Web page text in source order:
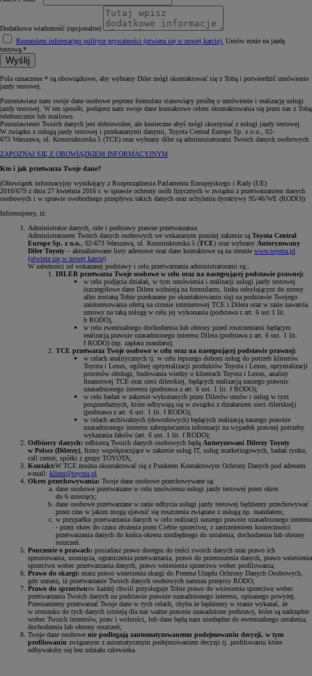
Dodatkowa wiadomość (opcjonalne)
Rozumiem informacjęo polityce prywatności (otwiera się w nowej karcie) Umów mnie na jazdę
testową.*
Wyślij
Pola oznaczone * są obowiązkowe, aby wybrany Diler mógł skontaktować się z Tobą i potwierdzić umówienie
jazdy testowej.
Pozostawiasz nam swoje dane osobowe poprzez formularz stanowiący prośbę o umówienie i realizację usługi
jazdy testowej. W ten sposób, podajesz nam swoje dane kontaktowe celem skontaktowania się przez nas z Tobą
telefonicznie lub mailowo.
Pozostawienie Twoich danych jest dobrowolne, ale konieczne abyś mógł skorzystać z usługi jazdy testowej.
W związku z usługą jazdy testowej i przekazanymi danymi, Toyota Central Europe Sp. z o.o., 02-
673 Warszawa, ul. Konstruktorska 5 (TCE) oraz wybrany diler są administratorami Twoich danych osobowych.
ZAPOZNAJ SIĘ Z OBOWIĄZKIEM INFORMACYJNYM
Kto i jak przetwarza Twoje dane?
(Obowiązek informacyjny wynikający z Rozporządzenia Parlamentu Europejskiego i Rady (UE)
2016/679 z dnia 27 kwietnia 2016 r. w sprawie ochrony osób fizycznych w związku z przetwarzaniem danych
osobowych i w sprawie swobodnego przepływu takich danych oraz uchylenia dyrektywy 95/46/WE (RODO))
Informujemy, iż:
Administrator danych, cele i podstawy prawne przetwarzania:
Administratorem Twoich danych osobowych we wskazanym poniżej zakresie są Toyota Central
Europe Sp. z o.o. , 02-673 Warszawa, ul. Konstruktorska 5 (TCE) oraz wybrany Autoryzowany
Diler Toyoty – aktualizowane listy adresowe oraz dane kontaktowe są na stronie www.toyota.pl
(otwiera się w nowej karcie)
W zależności od wskazanej podstawy i celu przetwarzania administratorami są:.
DILER przetwarza Twoje osobowe w celu oraz na następującej podstawie prawnej:
w celu podjęcia działań, w tym umówienia i realizacji usługi jazdy testowej
(szczegółowe dane Dilera widnieją na formularzu, linku odsyłającym do strony
albo zostaną Tobie przekazane po skontaktowaniu się) na podstawie Twojego
zainteresowania ofertą na stronie internetowej TCE i Dilera oraz w razie zawarcia
umowy na taką usługę w celu jej wykonania (podstawa z art. 6 ust 1 lit.
b RODO),
w celu ewentualnego dochodzenia lub obrony przed roszczeniami będącym
realizacją prawnie uzasadnionego interesu Dilera (podstawa z art. 6 ust. 1 lit.
f RODO) (np. zapłata mandatu);
TCE przetwarza Twoje osobowe w celu oraz na następującej podstawie prawnej:
w celach analitycznych tj. w celu lepszego doboru usług do potrzeb klientów
Toyota i Lexus, ogólnej optymalizacji produktów Toyota i Lexus, optymalizacji
procesów obsługi, budowania wiedzy o klientach Toyota i Lexus, analizy
finansowej TCE oraz sieci dilerskiej, będących realizacją naszego prawnie
uzasadnionego interesu (podstawa z art. 6 ust. 1 lit. f RODO);
w celu badań w zakresie wykonanych przez Dilerów umów i usług w tym
posprzedażnych, które odbywają się w związku z działaniem sieci dilerskiej)
(podstawa z art. 6 ust. 1 lit. f RODO);
w celach archiwalnych (dowodowych) będących realizacją naszego prawnie
uzasadnionego interesu zabezpieczenia informacji na wypadek prawnej potrzeby
wykazania faktów (art. 6 ust. 1 lit. f RODO);
Odbiorcy danych: odbiorcą Twoich danych osobowych będą Autoryzowani Dilerzy Toyoty
w Polsce (Dilerzy) , firmy współpracujące w zakresie usług IT, usług marketingowych, badań rynku,
call center, spółki z grupy TOYOTA;
Kontakt:W TCE można skontaktować się z Punktem Kontaktowym Ochrony Danych pod adresem
e-mail: klient@toyota.pl
Okres przechowywania: Twoje dane osobowe przechowywane są:
dane osobowe przetwarzane w celu umówienia usługi jazdy testowej przez okres
do 6 miesięcy;
dane osobowe przetwarzane w razie odbycia usługi jazdy testowej będziemy przechowywać
przez czas w jakim mogą ujawnić się roszczenia związane z usługą np. mandatem;
w przypadku przetwarzania danych w celu realizacji naszego prawnie uzasadnionego interesu
- przez okres do czasu złożenia przez Ciebie sprzeciwu, z zastrzeżeniem konieczności
przetwarzania danych do końca okresu niezbędnego do ustalenia, dochodzenia lub obrony
roszczeń.
Pouczenie o prawach: posiadasz prawo dostępu do treści swoich danych oraz prawo ich
sprostowania, usunięcia, ograniczenia przetwarzania, prawo do przenoszenia danych, prawo wniesienia
sprzeciwu wobec przetwarzania danych, prawo wniesienia sprzeciwu wobec profilowania;
Prawo do skargi: masz prawo wniesienia skargi do Prezesa Urzędu Ochrony Danych Osobowych,
gdy uznasz, iż przetwarzanie Twoich danych osobowych narusza przepisy RODO;
Prawo do sprzeciwu:w każdej chwili przysługuje Tobie prawo do wniesienia sprzeciwu wobec
przetwarzania Twoich danych na podstawie prawnie uzasadnionego interesu, opisanego powyżej.
Przestaniemy przetwarzać Twoje dane w tych celach, chyba że będziemy w stanie wykazać, że
w stosunku do tych danych istnieją dla nas ważne prawnie uzasadnione podstawy, które są nadrzędne
wobec Twoich interesów, praw i wolności, lub dane będą nam niezbędne do ewentualnego ustalenia,
dochodzenia lub obrony roszczeń;
Twoje dane osobowe nie podlegają zautomatyzowanemu podejmowaniu decyzji, w tym
profilowaniu związanym z automatycznym podejmowaniem decyzji tj. profilowaniu które
odbywałoby się bez udziału człowieka.